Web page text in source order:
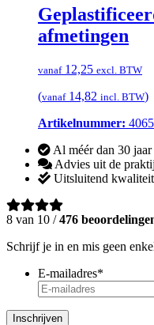
afmetingen
vanaf12,25 excl. BTW
(vanaf14,82 incl. BTW)
Artikelnummer:
Al méér dan 30
Advies uit de
Uitsluitend
8 van 10 /476
Schrijf je in en mis geen
E-mailadres*
Inschrijven